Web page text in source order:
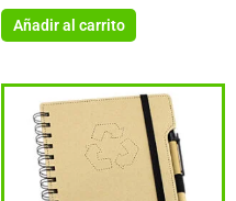
Añadir al carrito